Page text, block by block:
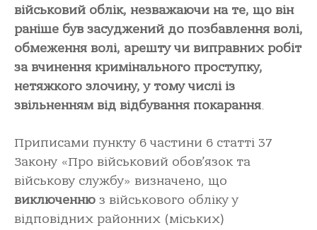
військовий облік, незважаючи на те, що він
раніше був засуджений до позбавлення волі,
обмеження волі, арешту чи виправних робіт
за вчинення кримінального проступку,
нетяжкого злочину, у тому числі із
звільненням від відбування покарання.
Приписами пункту 6 частини 6 статті 37
Закону «Про військовий обов’язок та
військову службу» визначено, що
виключенню з військового обліку у
відповідних районних (міських)